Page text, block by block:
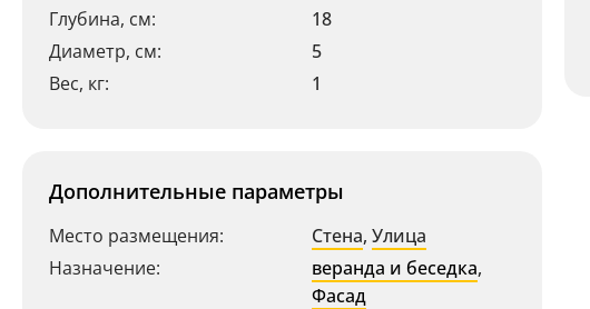
Глубина, см:
18
Диаметр, см:
5
Вес, кг:
1
Дополнительные параметры
Место размещения: Стена, Улица
Назначение:
веранда и беседка,
Фасад